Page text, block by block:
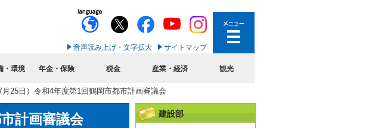
音声読み上げ・文字拡大 サイトマップ
・環境 年金・保険 税金 産業・経済 観光
25日）令和4年度第1回鶴岡市都市計画審議会
計画審議会 建設部